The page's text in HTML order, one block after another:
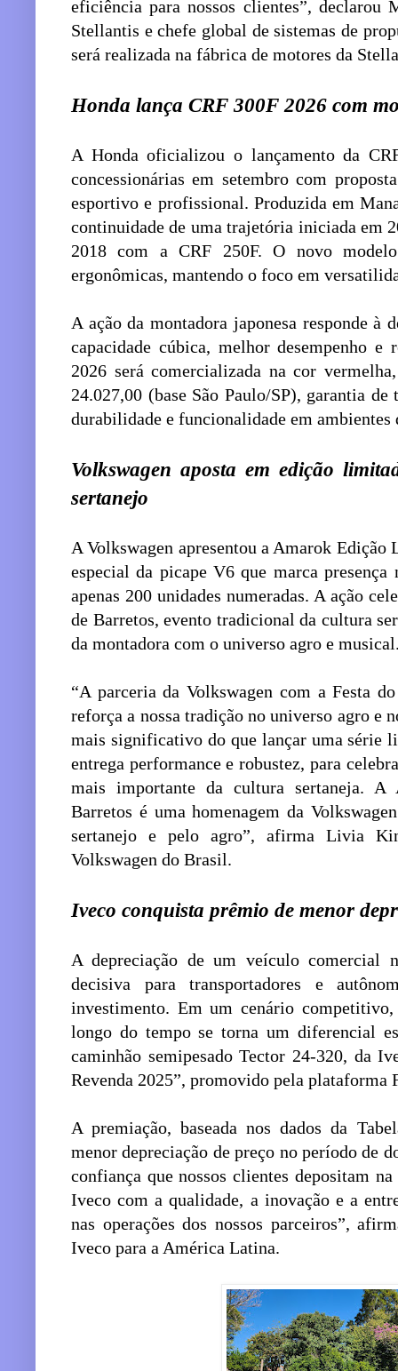
eficiência para nossos clientes”,
Stellantis e chefe global de sistemas de
será realizada na fábrica de motores da
Honda lança CRF 300F 2026 com
A Honda oficializou o lançamento da
concessionárias em setembro com
esportivo e profissional. Produzida em
continuidade de uma trajetória iniciada em
2018 com a CRF 250F. O novo
ergonômicas, mantendo o foco em
A ação da montadora japonesa responde à
capacidade cúbica, melhor desempenho e
2026 será comercializada na cor
24.027,00 (base São Paulo/SP), garantia
durabilidade e funcionalidade em ambientes
Volkswagen aposta em edição
sertanejo
A Volkswagen apresentou a Amarok
especial da picape V6 que marca
apenas 200 unidades numeradas. A ação
de Barretos, evento tradicional da cultura
da montadora com o universo agro e
“A parceria da Volkswagen com a Festa
reforça a nossa tradição no universo agro e
mais significativo do que lançar uma série
entrega performance e robustez, para
mais importante da cultura sertaneja.
Barretos é uma homenagem da
sertanejo e pelo agro”, afirma Livia
Volkswagen do Brasil.
Iveco conquista prêmio de menor
A depreciação de um veículo comercial
decisiva para transportadores e
investimento. Em um cenário
longo do tempo se torna um diferencial
caminhão semipesado Tector 24-320, da
Revenda 2025”, promovido pela plataforma
A premiação, baseada nos dados da
menor depreciação de preço no período de
confiança que nossos clientes depositam
Iveco com a qualidade, a inovação e a
nas operações dos nossos parceiros”,
Iveco para a América Latina.